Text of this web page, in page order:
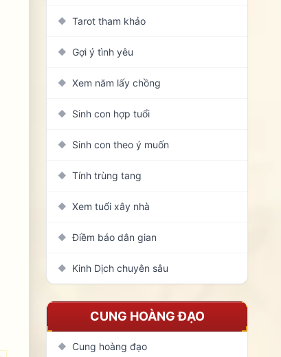
◆ Tarot tham khảo
◆ Gợi ý tình yêu
◆ Xem năm lấy chồng
◆ Sinh con hợp tuổi
◆ Sinh con theo ý muốn
◆ Tính trùng tang
◆ Xem tuổi xây nhà
◆ Điềm báo dân gian
◆ Kinh Dịch chuyên sâu
CUNG HOÀNG ĐẠO
◆ Cung hoàng đạo